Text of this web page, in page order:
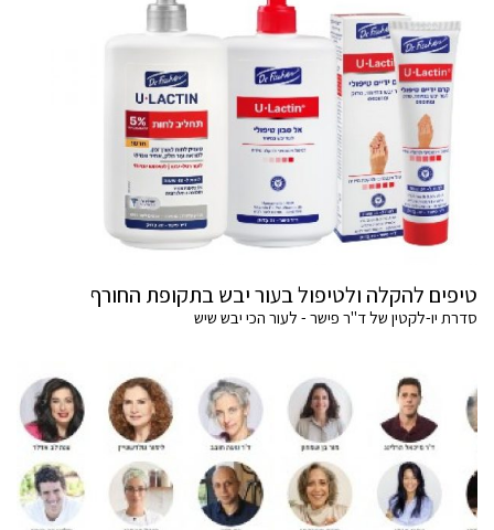
טיפים להקלה ולטיפול בעור יבש בתקופת החורף
סדרת יו-לקטין של ד"ר פישר - לעור הכי יבש שיש